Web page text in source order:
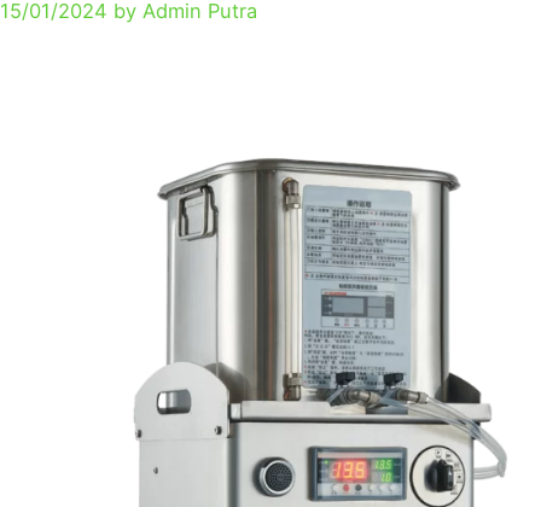
15/01/2024 by Admin Putra